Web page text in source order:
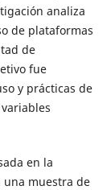
analiza
de plataformas
de
fue
y prácticas de
en la
una muestra de